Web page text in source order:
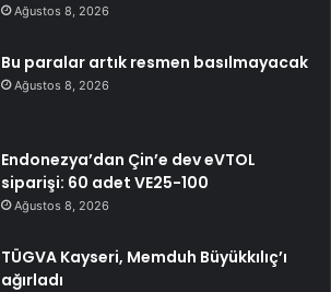
Ağustos 8, 2026
Bu paralar artık resmen basılmayacak
Ağustos 8, 2026
Endonezya’dan Çin’e dev eVTOL
siparişi: 60 adet VE25-100
Ağustos 8, 2026
TÜGVA Kayseri, Memduh Büyükkılıç’ı
ağırladı